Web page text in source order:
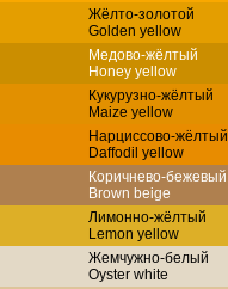
Жёлто-золотой
Golden yellow
Медово-жёлтый
Honey yellow
Кукурузно-жёлтый
Maize yellow
Нарциссово-жёлтый
Daffodil yellow
Коричнево-бежевый
Brown beige
Лимонно-жёлтый
Lemon yellow
Жемчужно-белый
Oyster white